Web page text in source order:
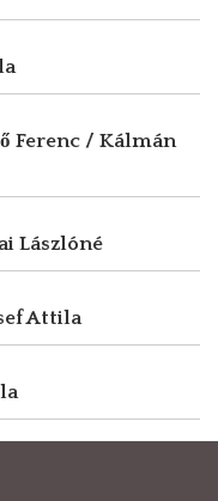
Ferenc / Kálmán
Lászlóné
Attila